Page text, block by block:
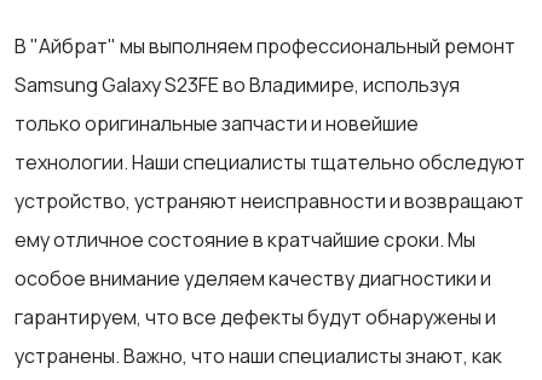
В "Айбрат" мы выполняем профессиональный ремонт
Samsung Galaxy S23FE во Владимире, используя
только оригинальные запчасти и новейшие
технологии. Наши специалисты тщательно обследуют
устройство, устраняют неисправности и возвращают
ему отличное состояние в кратчайшие сроки. Мы
особое внимание уделяем качеству диагностики и
гарантируем, что все дефекты будут обнаружены и
устранены. Важно, что наши специалисты знают, как